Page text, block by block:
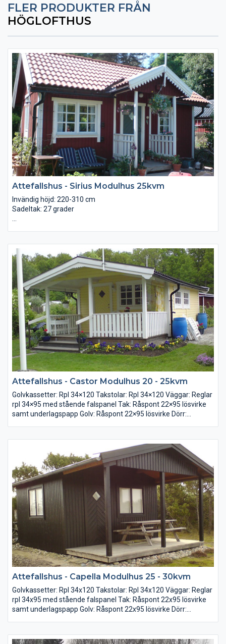
FLER PRODUKTER FRÅN
HÖGLOFTHUS
Attefallshus - Sirius Modulhus 25kvm
Invändig höjd: 220-310 cm
Sadeltak: 27 grader
Väggar: Reglar rpl 34x95 med stående falspanel
Tak: Råspont 22x95 lösvirke underlagspapp
Golv: Råspont 22x95 lösvirke alternativt spånskiva
Dörr: Förrådsdörr 8x19 med glas
2-glas fönster: 2 st 12x10 + 2 st 6x8
Attefallshus - Castor Modulhus 20 - 25kvm
Golvkassetter: Rpl 34×120 Takstolar: Rpl 34×120 Väggar: Reglar
rpl 34×95 med stående falspanel Tak: Råspont 22×95 lösvirke
samt underlagspapp Golv: Råspont 22×95 lösvirke Dörr:
Attefallshus - Capella Modulhus 25 - 30kvm
Golvkassetter: Rpl 34x120 Takstolar: Rpl 34x120 Väggar: Reglar
rpl 34x95 med stående falspanel Tak: Råspont 22x95 lösvirke
samt underlagspapp Golv: Råspont 22x95 lösvirke Dörr: